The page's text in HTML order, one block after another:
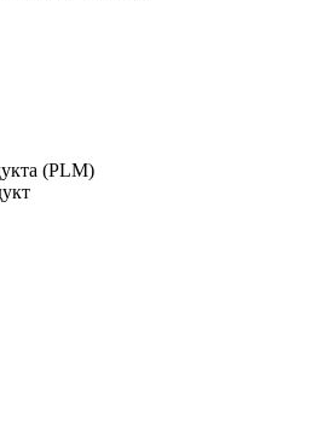
(PLM)